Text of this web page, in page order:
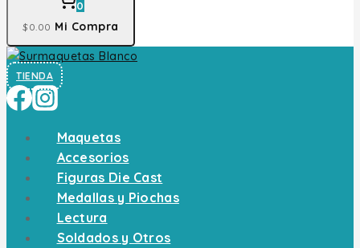
0
$0 .00 Mi Compra
TIENDA
Maquetas
Accesorios
Figuras Die Cast
Medallas y Piochas
Lectura
Soldados y Otros